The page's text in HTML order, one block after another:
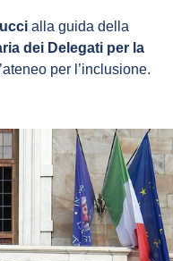
alla guida del la
dei Delegati per la
per l’inclusione.